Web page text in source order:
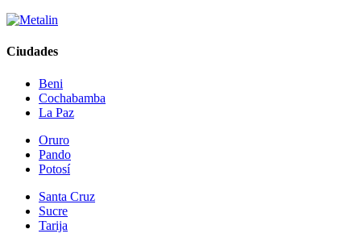
Ciudades
Beni
Cochabamba
La Paz
Oruro
Pando
Potosí
Santa Cruz
Sucre
Tarija